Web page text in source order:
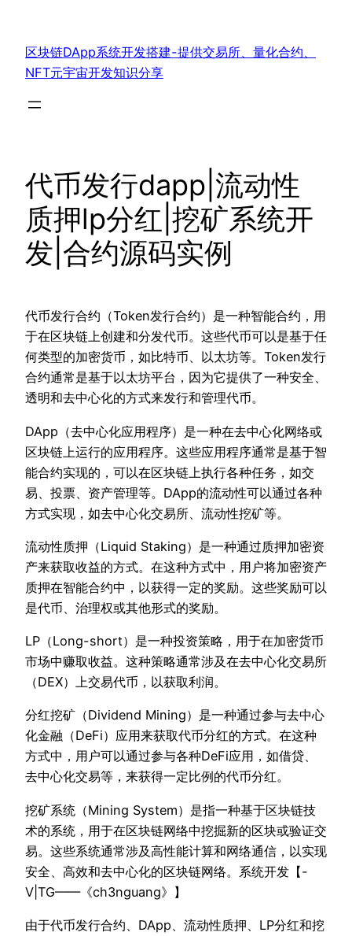
区块链DApp系统开发搭建-提供交易所、量化合约、
NFT元宇宙开发知识分享
代币发行dapp|流动性
质押lp分红|挖矿系统开
发|合约源码实例
代币发行合约（Token发行合约）是一种智能合约，用
于在区块链上创建和分发代币。这些代币可以是基于任
何类型的加密货币，如比特币、以太坊等。Token发行
合约通常是基于以太坊平台，因为它提供了一种安全、
透明和去中心化的方式来发行和管理代币。
DApp（去中心化应用程序）是一种在去中心化网络或
区块链上运行的应用程序。这些应用程序通常是基于智
能合约实现的，可以在区块链上执行各种任务，如交
易、投票、资产管理等。DApp的流动性可以通过各种
方式实现，如去中心化交易所、流动性挖矿等。
流动性质押（Liquid Staking）是一种通过质押加密资
产来获取收益的方式。在这种方式中，用户将加密资产
质押在智能合约中，以获得一定的奖励。这些奖励可以
是代币、治理权或其他形式的奖励。
LP（Long-short）是一种投资策略，用于在加密货币
市场中赚取收益。这种策略通常涉及在去中心化交易所
（DEX）上交易代币，以获取利润。
分红挖矿（Dividend Mining）是一种通过参与去中心
化金融（DeFi）应用来获取代币分红的方式。在这种
方式中，用户可以通过参与各种DeFi应用，如借贷、
去中心化交易等，来获得一定比例的代币分红。
挖矿系统（Mining System）是指一种基于区块链技
术的系统，用于在区块链网络中挖掘新的区块或验证交
易。这些系统通常涉及高性能计算和网络通信，以实现
安全、高效和去中心化的区块链网络。系统开发【-
V|TG——《ch3nguang》】
由于代币发行合约、DApp、流动性质押、LP分红和挖